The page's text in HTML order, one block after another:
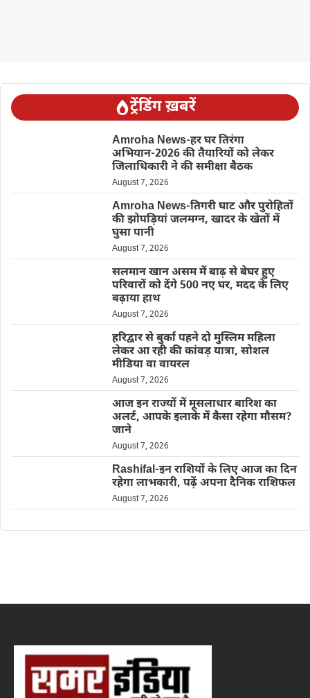
ट्रेंडिंग ख़बरें
Amroha News-हर घर तिरंगा
अभियान-2026 की तैयारियों को लेकर
जिलाधिकारी ने की समीक्षा बैठक
August 7, 2026
Amroha News-तिगरी घाट और पुरोहितों
की झोपड़ियां जलमग्न, खादर के खेतों में
घुसा पानी
August 7, 2026
सलमान खान असम में बाढ़ से बेघर हुए
परिवारों को देंगे 500 नए घर, मदद के लिए
बढ़ाया हाथ
August 7, 2026
हरिद्वार से बुर्का पहने दो मुस्लिम महिला
लेकर आ रही की कांवड़ यात्रा, सोशल
मीडिया वा वायरल
August 7, 2026
आज इन राज्यों में मूसलाधार बारिश का
अलर्ट, आपके इलाके में कैसा रहेगा मौसम?
जाने
August 7, 2026
Rashifal-इन राशियों के लिए आज का दिन
रहेगा लाभकारी, पढ़ें अपना दैनिक राशिफल
August 7, 2026